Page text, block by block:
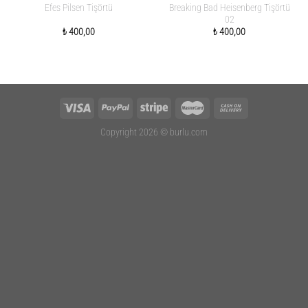
Efes Pilsen Tişörtü
₺400,00
Breaking Bad Heisenberg Tişörtü
02
₺400,00
Copyright 2026 © burlu.com